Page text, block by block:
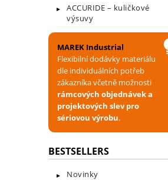
ACCURIDE – kuličkové
výsuvy
MAREK Industrial
Flexibilní dodávky materiálu
dle individuálních potřeb
zákazníka včetně možnosti
rámcových objednávek a
projektových slev pro
sériovou výrobu.
BESTSELLERS
Novinky